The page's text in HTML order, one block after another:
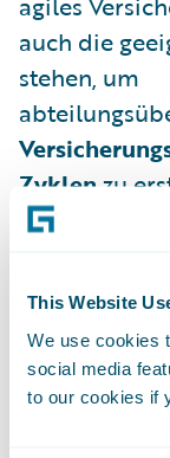
This Website
We use cookies
social media
to our cookies if
auch die
stehen, um
Zyklen zu
InsuranceSuite
die
von der